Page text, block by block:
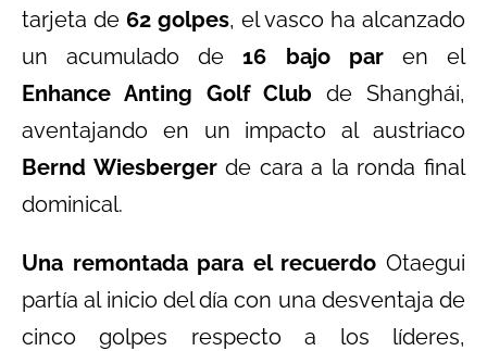
tarjeta de 62 golpes, el vasco ha alcanzado
un acumulado de16 bajo paren el
Enhance Anting Golf Club de Shanghái,
aventajando en un impacto al austriaco
Bernd Wiesbergerde cara a la ronda final
dominical.
Una remontada para el recuerdo Otaegui
partía al inicio del día con una desventaja de
cinco golpes respecto a los líderes,